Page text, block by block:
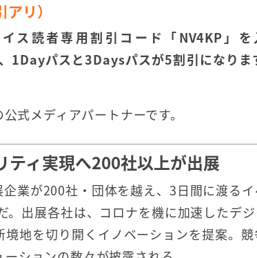
リ）
ス読者専用割引コード「NV4KP」を
1Dayパスと3Daysパスが5割引になりま
式メディアパートナーです。
ティ実現へ200社以上が出展
業が200社・団体を越え、3日間に渡る
出展各社は、コロナを機に加速したデ
地を切り開くイノベーションを提案。